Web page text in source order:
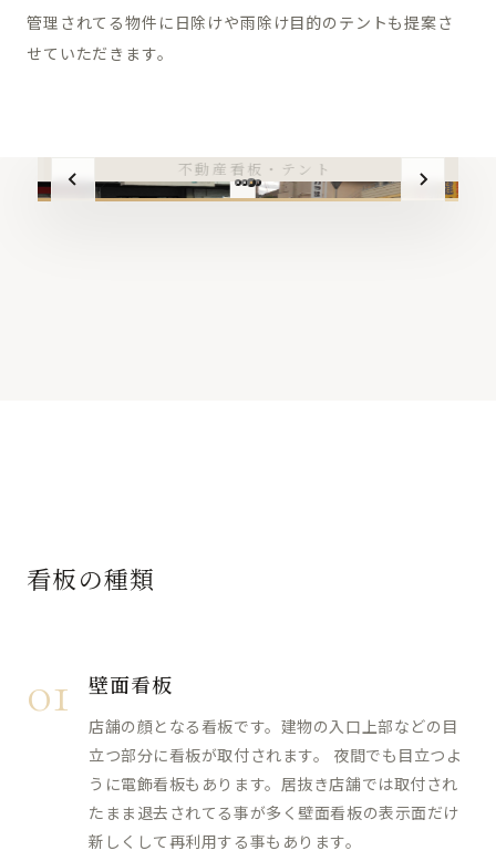
管理されてる物件に日除けや雨除け目的のテントも提案さ
せていただきます。
03
不動産看板・テント
看板の種類
01 壁面看板
店舗の顔となる看板です。建物の入口上部などの目
立つ部分に看板が取付されます。 夜間でも目立つよ
うに電飾看板もあります。居抜き店舗では取付され
たまま退去されてる事が多く壁面看板の表示面だけ
新しくして再利用する事もあります。